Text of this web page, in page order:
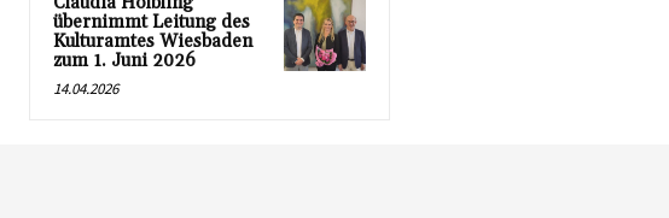
übernimmt Leitung des
Kulturamtes Wiesbaden
zum 1. Juni 2026
14.04.2026